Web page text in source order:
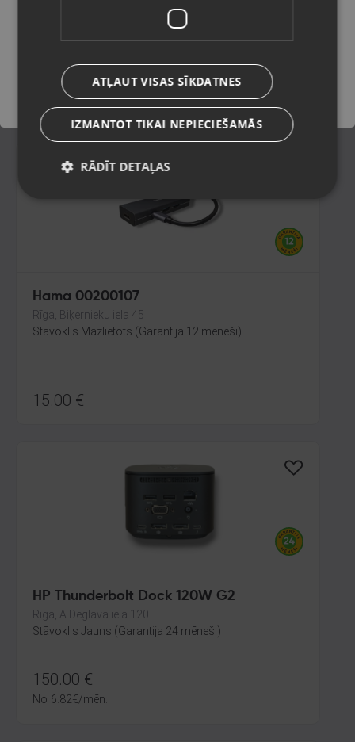
Stāvoklis Jauns (Garantija 24 mēneši)
€
Hama 00200107
Rīga, Biķernieku iela 45
Stāvoklis Mazlietots (Garantija 12 mēneši)
15.00 €
HP Thunderbolt Dock 120W G2
Rīga, A.Deglava iela 120
Stāvoklis Jauns (Garantija 24 mēneši)
150.00 €
No 6.82€/mēn.
Saglabāt
ATĻAUT VISAS SĪKDATNES
IZMANTOT TIKAI NEPIECIEŠAMĀS
RĀDĪT DETAĻAS